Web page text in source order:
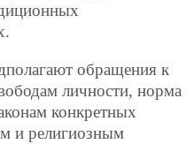
обращения к
личности, норма
конкретных
и религиозным